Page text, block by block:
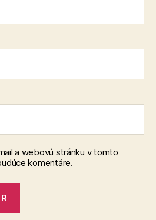
a webovú stránku v tomto
komentáre.